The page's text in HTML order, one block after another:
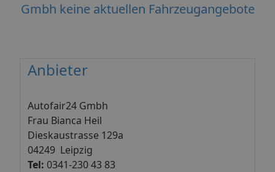
Gmbh keine aktuellen Fahrzeugangebote
Anbieter
Autofair24 Gmbh
Frau Bianca Heil
Dieskaustrasse 129a
04249 Leipzig
Tel: 0341-230 43 83